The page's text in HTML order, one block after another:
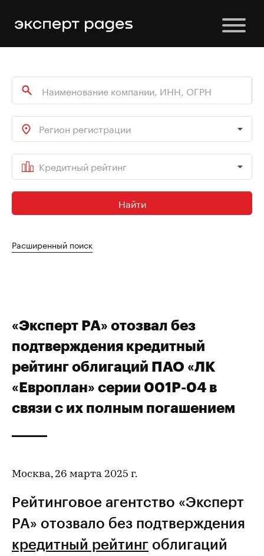
Регион регистрации
Кредитный рейтинг
Найти
Расширенный поиск
«Эксперт РА» отозвал без
подтверждения кредитный
рейтинг облигаций ПАО «ЛК
«Европлан» серии 001P-04 в
связи с их полным погашением
Москва, 26 марта 2025 г.
Рейтинговое агентство «Эксперт
РА» отозвало без подтверждения
кредитный рейтинг облигаций